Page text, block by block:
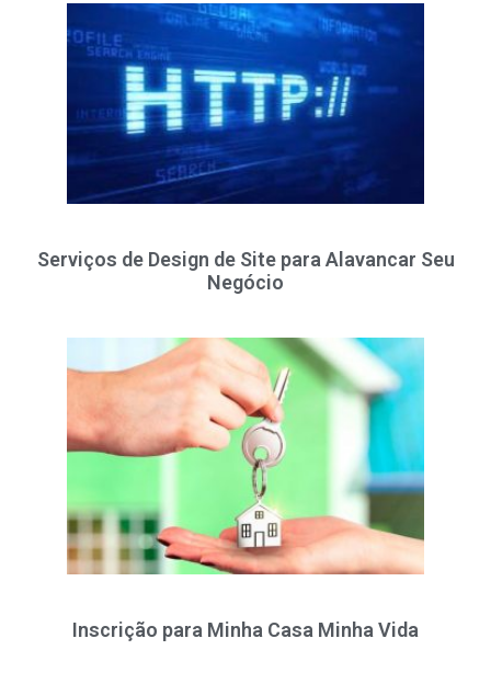
Serviços de Design de Site para Alavancar Seu
Negócio
Inscrição para Minha Casa Minha Vida